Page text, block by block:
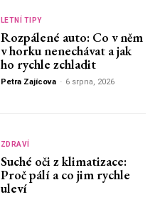
LETNÍ TIPY
Rozpálené auto: Co v něm
v horku nenechávat a jak
ho rychle zchladit
Petra Zajícova - 6 srpna, 2026
ZDRAVÍ
Suché oči z klimatizace:
Proč pálí a co jim rychle
uleví